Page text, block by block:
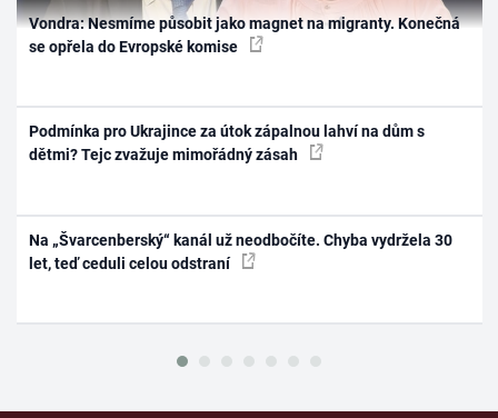
Vondra: Nesmíme působit jako magnet na migranty. Konečná
se opřela do Evropské komise
Podmínka pro Ukrajince za útok zápalnou lahví na dům s
dětmi? Tejc zvažuje mimořádný zásah
Na „Švarcenberský“ kanál už neodbočíte. Chyba vydržela 30
let, teď ceduli celou odstraní